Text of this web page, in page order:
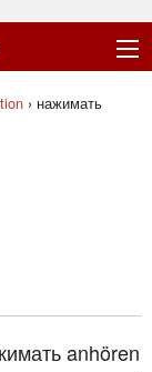
› нажимать
anhören